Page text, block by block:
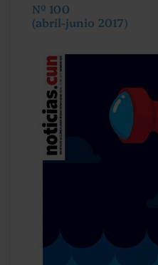
Nº 100
(abril-junio 2017)